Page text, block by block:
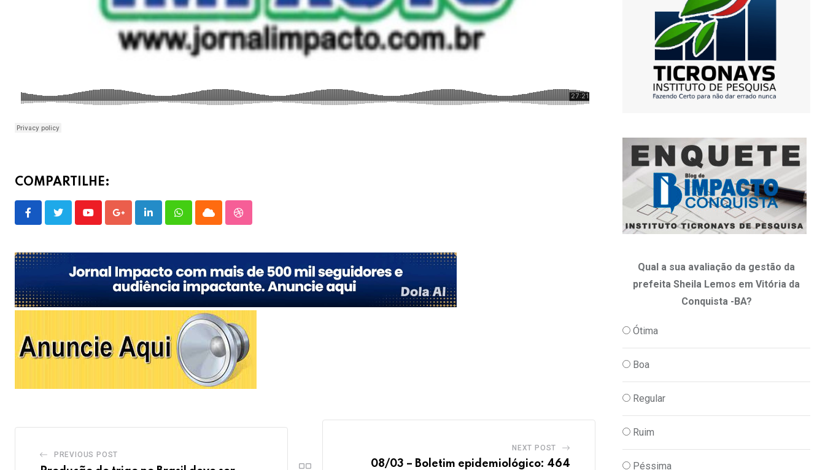
COMPARTILHE:
YoutubeGoogle+LinkedInWhatsappCloud StumbleUpon
PREVIOUS POST
NEXT POST
08/03 – Boletim epidemiológico: 464
Qual a sua avaliação da gestão da
prefeita Sheila Lemos em Vitória da
Conquista -BA?
Ótima
Boa
Regular
Ruim
Péssima